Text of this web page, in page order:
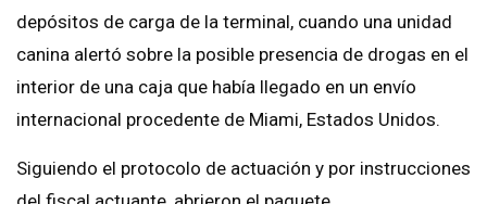
depósitos de carga de la terminal, cuando una unidad
canina alertó sobre la posible presencia de drogas en el
interior de una caja que había llegado en un envío
internacional procedente de Miami, Estados Unidos.
Siguiendo el protocolo de actuación y por instrucciones